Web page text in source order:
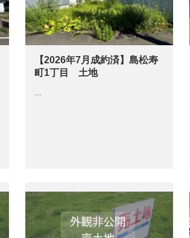
【2026年7月成約済】島松寿
町1丁目 土地
…